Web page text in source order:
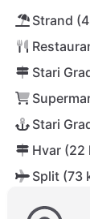
Strand
Stari
Stari
Hvar (22
Split (73